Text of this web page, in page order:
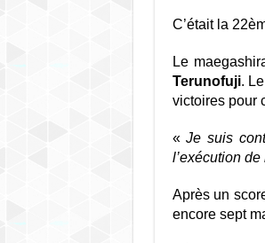
C’était la
Le
Terunofuji.
victoires pour
«Je suis
l’exécution
Après un
encore sept